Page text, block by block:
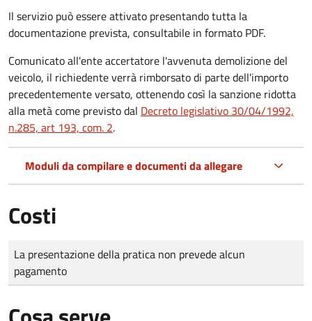
Il servizio può essere attivato presentando tutta la
documentazione prevista, consultabile in formato PDF.
Comunicato all'ente accertatore l'avvenuta demolizione del
veicolo, il richiedente verrà rimborsato di parte dell'importo
precedentemente versato, ottenendo così la sanzione ridotta
alla metà come previsto dal Decreto legislativo 30/04/1992,
n.285, art 193, com. 2.
Moduli da compilare e documenti da allegare
Costi
Tipo di pagamento
Importo
La presentazione della pratica non prevede alcun
pagamento